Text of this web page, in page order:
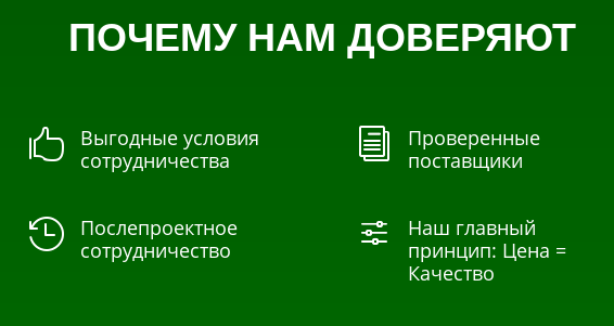
ПОЧЕМУ НАМ ДОВЕРЯЮТ

Выгодные условия
сотрудничества

Послепроектное
сотрудничество
i
Проверенные
поставщики
f
Наш главный
принцип: Цена =
Качество